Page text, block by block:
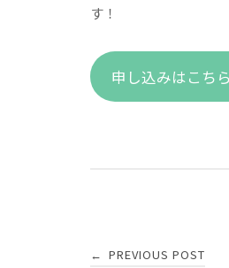
す！
申し込みはこちら
Post
← PREVIOUS POST